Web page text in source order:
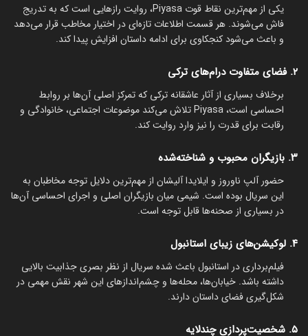
یکی از مهم‌ترین نقاط قوت Piyasa، روایت رازهایی است که به تدریج
فاش می‌شوند. هر قسمت اطلاعات تازه‌ای در اختیار مخاطب قرار می‌دهد
و باعث می‌شود کنجکاوی برای ادامه داستان افزایش پیدا کند.
۲. فضای متفاوت درام‌های ترکی
برخلاف بسیاری از آثار عاشقانه ترکی که تمرکز اصلی آن‌ها بر روابط
احساسی است، Piyasa تلاش می‌کند موضوعات اجتماعی، خانوادگی و
رقابت برای قدرت را نیز وارد روایت کند.
۳. بازیگران محبوب و شناخته‌شده
حضور آلپ ناوروز و ایلایدا آلیشان از مهم‌ترین دلایل توجه مخاطبان به
این سریال بوده است. شیمی میان بازیگران اصلی و اجرای احساسی آن‌ها
در بسیاری از صحنه‌ها قابل توجه است.
۴. لوکیشن‌های زیبای استانبول
فیلم‌برداری در استانبول باعث شده سریال از نظر بصری جذابیت بالایی
داشته باشد. خیابان‌ها، محله‌ها و چشم‌اندازهای این شهر نقش مهمی در
شکل‌گیری فضای داستان دارند.
۵. شخصیت‌پردازی چندلایه